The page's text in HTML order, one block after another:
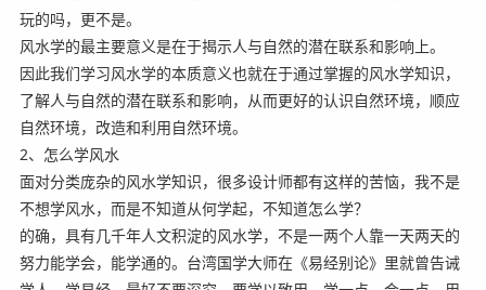
玩的吗，更不是。
风水学的最主要意义是在于揭示人与自然的潜在联系和影响上。
因此我们学习风水学的本质意义也就在于通过掌握的风水学知识，
了解人与自然的潜在联系和影响，从而更好的认识自然环境，顺应
自然环境，改造和利用自然环境。
2、怎么学风水
面对分类庞杂的风水学知识，很多设计师都有这样的苦恼，我不是
不想学风水，而是不知道从何学起，不知道怎么学？
的确，具有几千年人文积淀的风水学，不是一两个人靠一天两天的
努力能学会，能学通的。台湾国学大师在《易经别论》里就曾告诫